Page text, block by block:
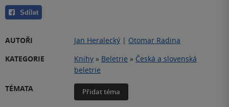
Sdílet
AUTOŘI Jan Heralecký | Otomar Radina
KATEGORIE
Knihy » Beletrie » Česká a slovenská
beletrie
TÉMATA
Přidat téma